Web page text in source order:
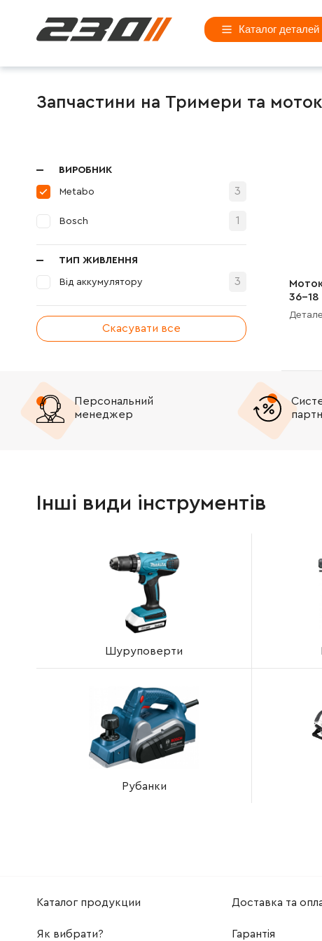
Каталог деталей
Запчастини на Тримери та
ВИРОБНИК
Metabo 3
Bosch 1
ТИП ЖИВЛЕННЯ
Від аккумулятору 3
Скасувати все
36-18
Персональний
менеджер
Інші види інструментів
Шуруповерти
Рубанки
Каталог продукции Доставка та
Як вибрати? Гарантія